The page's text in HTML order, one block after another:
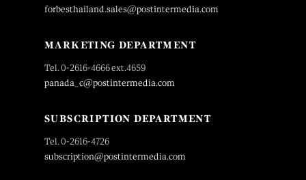
forbesthailand.sales@postintermedia.com
MARKETING DEPARTMENT
Tel. 0-2616-4666 ext.4659
panada_c@postintermedia.com
SUBSCRIPTION DEPARTMENT
Tel. 0-2616-4726
subscription@postintermedia.com